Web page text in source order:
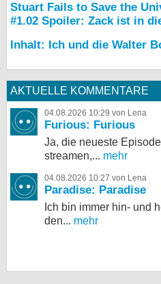
Stuart Fails to Save the
#1.02 Spoiler: Zack ist in
Inhalt: Ich und die Walter
AKTUELLE KOMMENTARE
04.08.2026 10:29 von Lena
Furious: Furious
Ja, die neueste
streamen,... mehr
04.08.2026 10:27 von Lena
Paradise: Paradise
Ich bin immer hin- und
den... mehr